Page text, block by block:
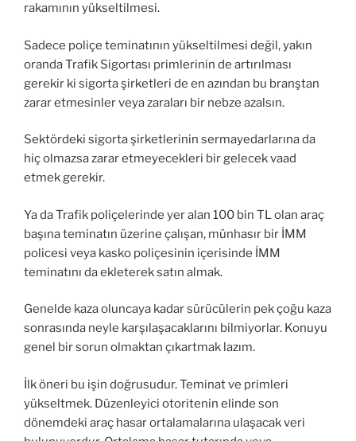
rakamının yükseltilmesi.
Sadece poliçe teminatının yükseltilmesi değil, yakın
oranda Trafik Sigortası primlerinin de artırılması
gerekir ki sigorta şirketleri de en azından bu branştan
zarar etmesinler veya zaraları bir nebze azalsın.
Sektördeki sigorta şirketlerinin sermayedarlarına da
hiç olmazsa zarar etmeyecekleri bir gelecek vaad
etmek gerekir.
Ya da Trafik poliçelerinde yer alan 100 bin TL olan araç
başına teminatın üzerine çalışan, münhasır bir İMM
policesi veya kasko poliçesinin içerisinde İMM
teminatını da ekleterek satın almak.
Genelde kaza oluncaya kadar sürücülerin pek çoğu kaza
sonrasında neyle karşılaşacaklarını bilmiyorlar. Konuyu
genel bir sorun olmaktan çıkartmak lazım.
İlk öneri bu işin doğrusudur. Teminat ve primleri
yükseltmek. Düzenleyici otoritenin elinde son
dönemdeki araç hasar ortalamalarına ulaşacak veri